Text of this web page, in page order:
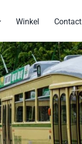
Winkel Contact